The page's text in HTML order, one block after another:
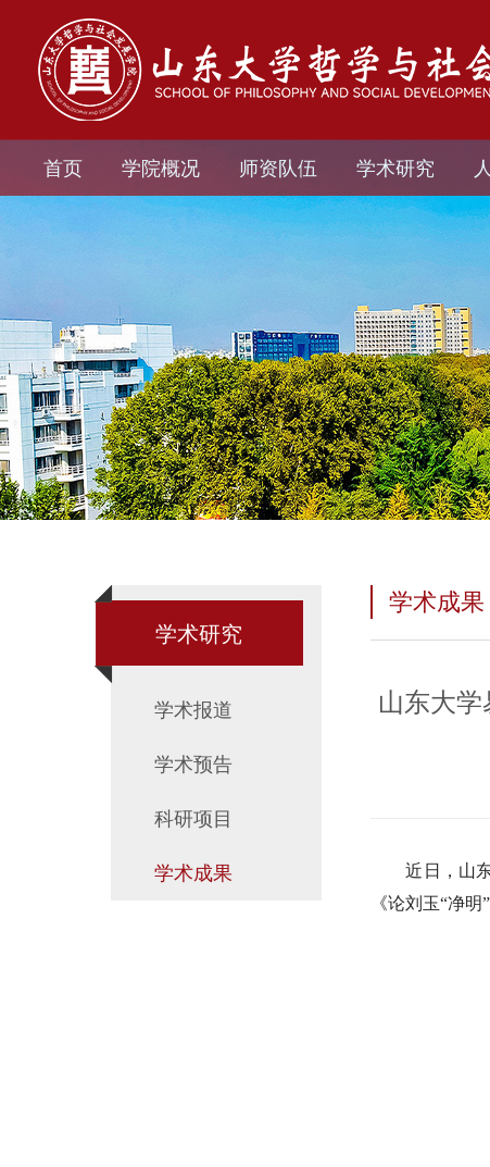
首页 学院概况 师资队伍 学术研究
学术研究
学术报道
学术预告
科研项目
学术成果
学术成果
山东大
近日，山
《论刘玉“净